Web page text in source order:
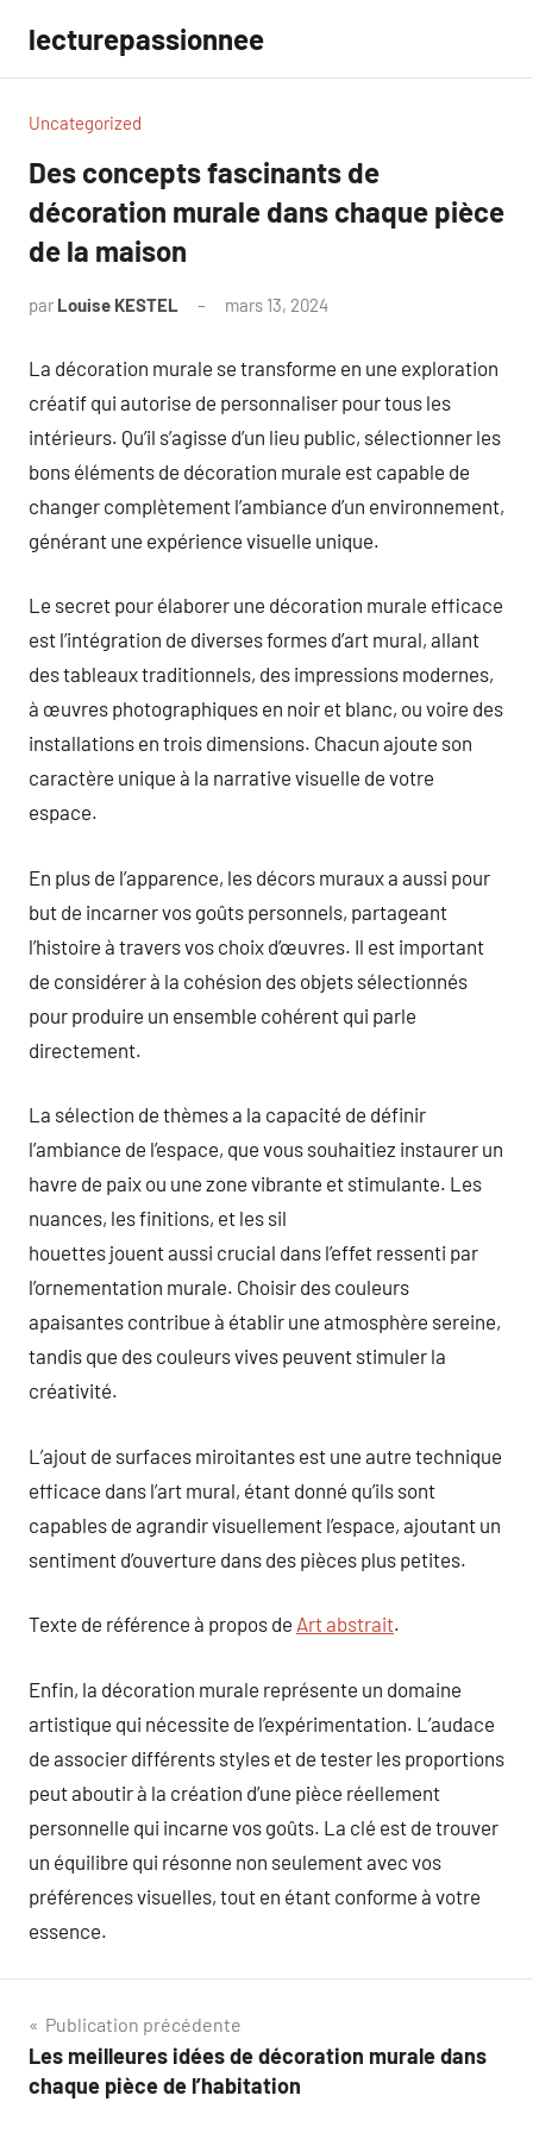
contenu
lecturepassionnee
Uncategorized
Des concepts fascinants de
décoration murale dans chaque pièce
de la maison
par Louise KESTEL mars 13, 2024
La décoration murale se transforme en une exploration
créatif qui autorise de personnaliser pour tous les
intérieurs. Qu’il s’agisse d’un lieu public, sélectionner les
bons éléments de décoration murale est capable de
changer complètement l’ambiance d’un environnement,
générant une expérience visuelle unique.
Le secret pour élaborer une décoration murale efficace
est l’intégration de diverses formes d’art mural, allant
des tableaux traditionnels, des impressions modernes,
à œuvres photographiques en noir et blanc, ou voire des
installations en trois dimensions. Chacun ajoute son
caractère unique à la narrative visuelle de votre
espace.
En plus de l’apparence, les décors muraux a aussi pour
but de incarner vos goûts personnels, partageant
l’histoire à travers vos choix d’œuvres. Il est important
de considérer à la cohésion des objets sélectionnés
pour produire un ensemble cohérent qui parle
directement.
La sélection de thèmes a la capacité de définir
l’ambiance de l’espace, que vous souhaitiez instaurer un
havre de paix ou une zone vibrante et stimulante. Les
nuances, les finitions, et les sil
houettes jouent aussi crucial dans l’effet ressenti par
l’ornementation murale. Choisir des couleurs
apaisantes contribue à établir une atmosphère sereine,
tandis que des couleurs vives peuvent stimuler la
créativité.
L’ajout de surfaces miroitantes est une autre technique
efficace dans l’art mural, étant donné qu’ils sont
capables de agrandir visuellement l’espace, ajoutant un
sentiment d’ouverture dans des pièces plus petites.
Texte de référence à propos de Art abstrait.
Enfin, la décoration murale représente un domaine
artistique qui nécessite de l’expérimentation. L’audace
de associer différents styles et de tester les proportions
peut aboutir à la création d’une pièce réellement
personnelle qui incarne vos goûts. La clé est de trouver
un équilibre qui résonne non seulement avec vos
préférences visuelles, tout en étant conforme à votre
essence.
Navigation
de
Publication précédente
Les meilleures idées de décoration murale dans
chaque pièce de l’habitation